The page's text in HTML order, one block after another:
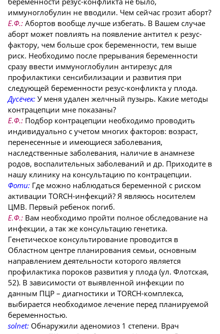
иммуноглобулин не вводили. Чем сейчас грозит аборт?
Е.Ф.: Абортов вообще лучше избегать. В Вашем случае
аборт может повлиять на появление антител к резус-
фактору, чем больше срок беременности, тем выше
риск. Необходимо после прерывания беременности
сразу ввести иммуноглобулин антирезус для
профилактики сенсибилизации и развития при
следующей беременности резус-конфликта у плода.
Дусёчек: У меня удален желчный пузырь. Какие методы
контрацепции мне показаны?
Е.Ф.: Подбор контрацепции необходимо проводить
индивидуально с учетом многих факторов: возраст,
перенесенные и имеющиеся заболевания,
наследственные заболевания, наличие в анамнезе
родов, воспалительных заболеваний и др. Приходите в
нашу клинику на консультацию по контрацепции.
Фоти: Где можно наблюдаться беременной с риском
активации TORCH-инфекций? Я являюсь носителем
ЦМВ. Первый ребенок погиб.
Е.Ф.: Вам необходимо пройти полное обследование на
инфекции, а так же консультацию генетика.
Генетическое консультирование проводится в
Областном центре планирования семьи, основным
направлением деятельности которого является
профилактика пороков развития у плода (ул. Флотская,
52). В зависимости от выявленной инфекции по
данным ПЦР – диагностики и TORCH-комплекса,
выбирается необходимое лечение перед планируемой
беременностью.
solnet: Обнаружили аденомиоз 1 степени. Врач